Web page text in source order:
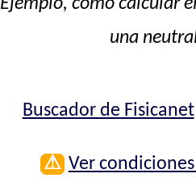
una
Buscador de Fisicanet
⚠ Ver